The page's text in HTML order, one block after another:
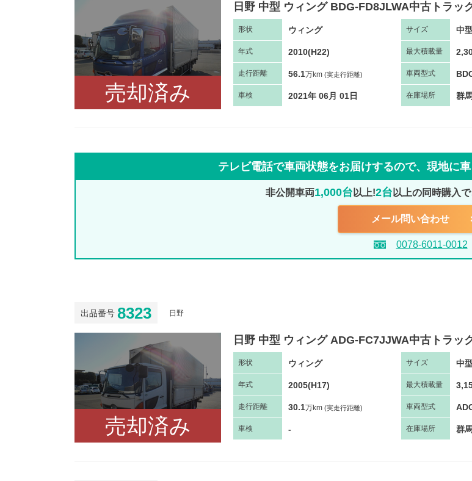
売却済み
日野 中型 ウィング BDG-FD8JLWA中古トラッ
形状 ウィング サイズ 中型
年式 2010(H22) 最大積載量
走行距離 56.1万km (実走行距離) 車両型式
車検 2021年 06月 01日 在庫場所 群
テレビ電話で車両状態をお届けするので、 現地に
非公開車両1,000台 以上!2台 以上の同時購入
メール問い合わせ
0078-6011-0012
出品番号 8323 日野
売却済み
日野 中型 ウィング ADG-FC7JJWA中古トラッ
形状 ウィング サイズ 中型
年式 2005(H17) 最大積載量
走行距離 30.1万km (実走行距離) 車両型式
車検 - 在庫場所 群